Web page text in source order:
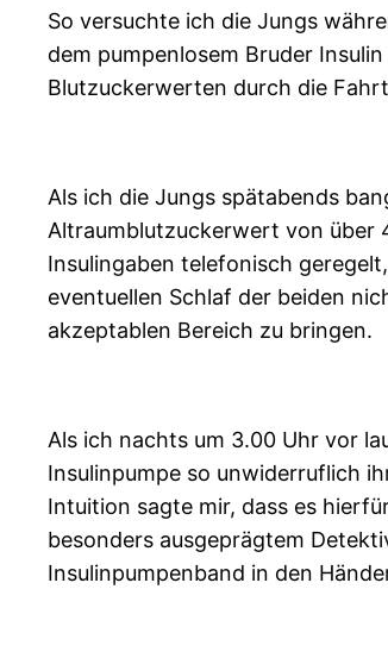
So versuchte ich die Jungs
dem pumpenlosem Bruder
Blutzuckerwerten durch die
Als ich die Jungs spätabends
Altraumblutzuckerwert von über
Insulingaben telefonisch
eventuellen Schlaf der beiden
akzeptablen Bereich zu bringen.
Als ich nachts um 3.00 Uhr vor
Insulinpumpe so unwiderruflich
Intuition sagte mir, dass es
besonders ausgeprägtem
Insulinpumpenband in den